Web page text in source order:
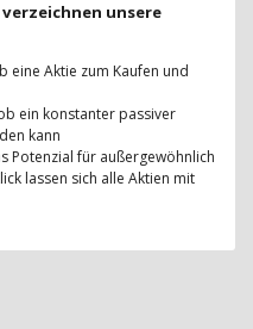
unsere
eine Aktie zum Kaufen und
ein konstanter passiver
kann
Potenzial für außergewöhnlich
lassen sich alle Aktien mit